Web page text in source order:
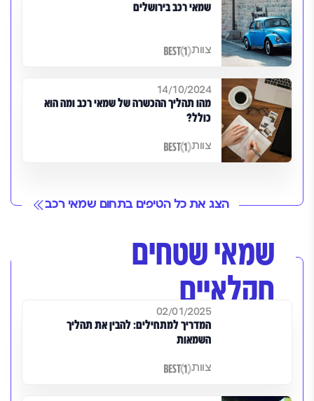
שמאי רכב בירושלים
צוות
14/10/2024
מהו תהליך ההכשרה של שמאי רכב ומה הוא
כולל?
צוות
הצג את כל הטיפים בתחום שמאי רכב
שמאי שטחים
חקלאיים
02/01/2025
המדריך למתחילים: להבין את תהליך
השמאות
צוות